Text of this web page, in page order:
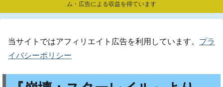
ム・広告による収益を得ています
当サイトではアフィリエイト広告を利用しています。 プラ
イバシーポリシー